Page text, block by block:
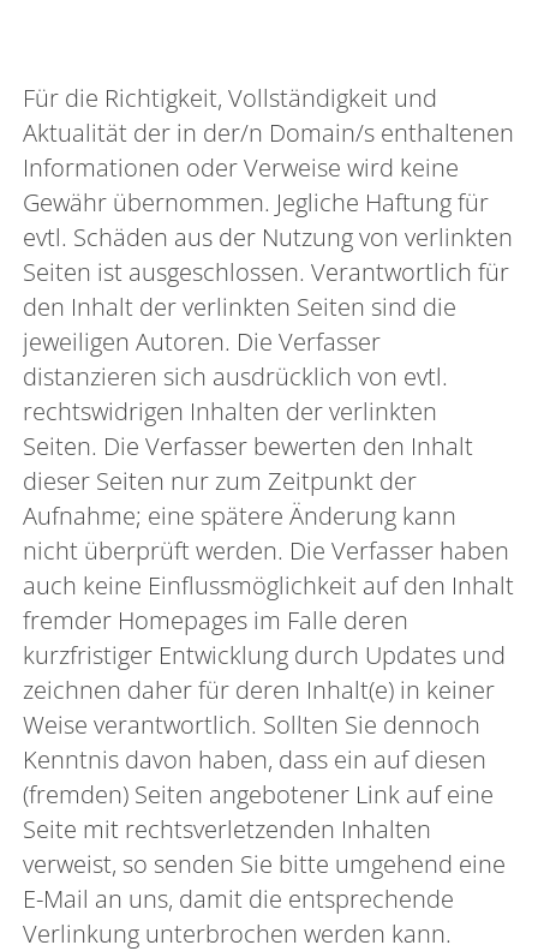
Für die Richtigkeit, Vollständigkeit und
Aktualität der in der/n Domain/s enthaltenen
Informationen oder Verweise wird keine
Gewähr übernommen. Jegliche Haftung für
evtl. Schäden aus der Nutzung von verlinkten
Seiten ist ausgeschlossen. Verantwortlich für
den Inhalt der verlinkten Seiten sind die
jeweiligen Autoren. Die Verfasser
distanzieren sich ausdrücklich von evtl.
rechtswidrigen Inhalten der verlinkten
Seiten. Die Verfasser bewerten den Inhalt
dieser Seiten nur zum Zeitpunkt der
Aufnahme; eine spätere Änderung kann
nicht überprüft werden. Die Verfasser haben
auch keine Einflussmöglichkeit auf den Inhalt
fremder Homepages im Falle deren
kurzfristiger Entwicklung durch Updates und
zeichnen daher für deren Inhalt(e) in keiner
Weise verantwortlich. Sollten Sie dennoch
Kenntnis davon haben, dass ein auf diesen
(fremden) Seiten angebotener Link auf eine
Seite mit rechtsverletzenden Inhalten
verweist, so senden Sie bitte umgehend eine
E-Mail an uns, damit die entsprechende
Verlinkung unterbrochen werden kann.